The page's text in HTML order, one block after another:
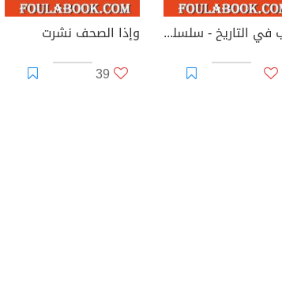
ثقب في التاريخ - سلسلة ملف المستقبل
وإذا الصحف نشرت
39